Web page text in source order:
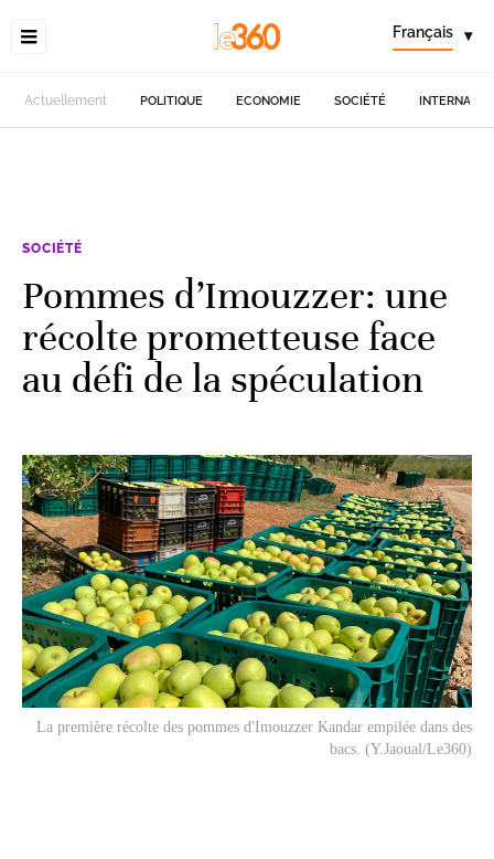
Français ▾
Actuellement POLITIQUE ECONOMIE SOCIÉTÉ
SOCIÉTÉ
Pommes d’Imouzzer: une
récolte prometteuse face
au défi de la spéculation
La première récolte des pommes d'Imouzzer Kandar empilée dans des
bacs. (Y.Jaoual/Le360)